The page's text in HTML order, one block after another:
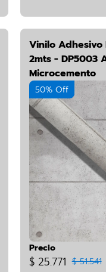
Vinilo Adhesivo
2mts - DP5003
Microcemento
50% Off
Precio
$ 25.771 $ 51.541